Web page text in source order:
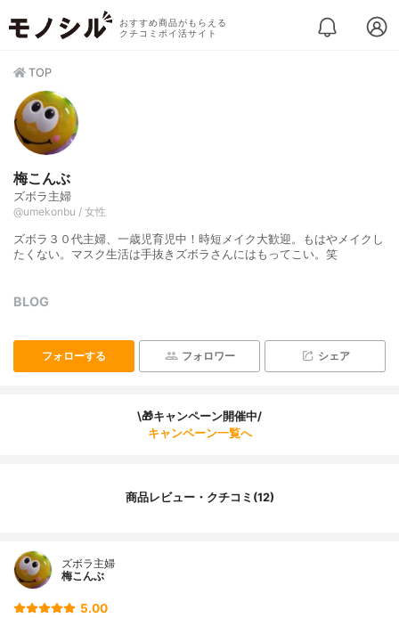
おすすめ商品がもらえる
クチコミポイ活サイト
TOP
梅こんぶ
ズボラ主婦
@umekonbu / 女性
ズボラ３０代主婦、一歳児育児中！時短メイク大歓迎。もはやメイクし
たくない。マスク生活は手抜きズボラさんにはもってこい。笑
BLOG
フォローする フォロワー シェア
\🎁キャンペーン開催中/
キャンペーン一覧へ
商品レビュー・クチコミ(12)
ズボラ主婦
梅こんぶ
5.00